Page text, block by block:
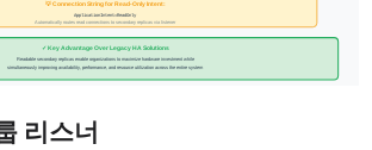
리스너